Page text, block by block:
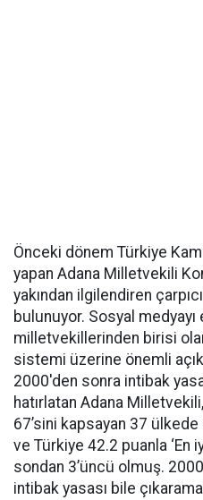
Önceki dönem Türkiye
yapan Adana Milletvekili
yakından ilgilendiren
bulunuyor. Sosyal
milletvekillerinden birisi
sistemi üzerine önemli
2000'den sonra intibak
hatırlatan Adana
67’sini kapsayan 37
ve Türkiye 42.2 puanla ‘En
sondan 3’üncü olmuş.
intibak yasası bile